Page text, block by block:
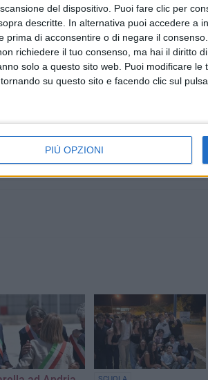
del dispositivo. Puoi fare clic per
descritte. In alternativa puoi accedere a
prima di acconsentire o di negare il consenso.
richiedere il tuo consenso, ma hai il diritto
solo a questo sito web. Puoi modificare
su questo sito e facendo clic sul
PIÙ OPZIONI
RACCOLTA PORTA A PORTA ASIPU MASTELLI
Trionfale dal
della scuola